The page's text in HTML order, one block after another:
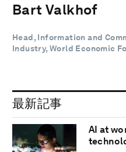
Bart Valkhof
Head, Information and
Industry, World Economic
最新記事
AI at